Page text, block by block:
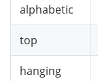
alphabetic
top
hanging